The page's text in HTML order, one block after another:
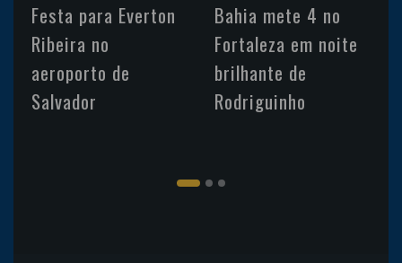
Festa para Everton
Ribeira no
aeroporto de
Salvador
Bahia mete 4 no
Fortaleza em noite
brilhante de
Rodriguinho